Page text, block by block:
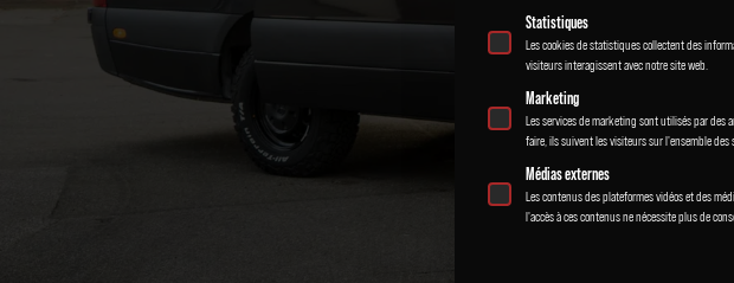
Statistiques
Les cookies de statistiques collectent des
visiteurs interagissent avec notre site web.
Marketing
Les services de marketing sont utilisés par des
faire, ils suivent les visiteurs sur l'ensemble des
Médias externes
Les contenus des plateformes vidéos et des
l'accès à ces contenus ne nécessite plus de